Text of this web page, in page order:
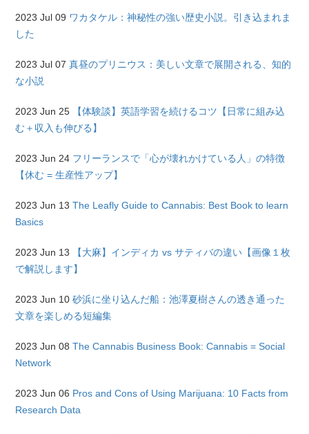
2023 Jul 09 ワカタケル：神秘性の強い歴史小説。引き込まれま
した
2023 Jul 07 真昼のプリニウス：美しい文章で展開される、知的
な小説
2023 Jun 25
【体験談】英語学習を続けるコツ【日常に組み込
む＋収入も伸びる】
2023 Jun 24 フリーランスで「心が壊れかけている人」の特徴
【休む = 生産性アップ】
2023 Jun 13 The Leafly Guide to Cannabis: Best Book to learn
Basics
2023 Jun 13
【大麻】インディカ vs サティバの違い【画像１枚
で解説します】
2023 Jun 10 砂浜に坐り込んだ船：池澤夏樹さんの透き通った
文章を楽しめる短編集
2023 Jun 08 The Cannabis Business Book: Cannabis = Social
Network
2023 Jun 06 Pros and Cons of Using Marijuana: 10 Facts from
Research Data